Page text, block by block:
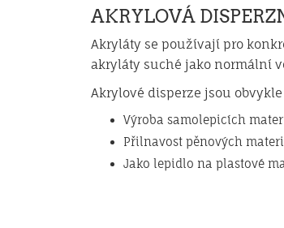
AKRYLOVÁ
Akryláty se používají pro
akryláty suché jako normální
Akrylové disperze jsou
Výroba samolepicích
Přilnavost pěnových
Jako lepidlo na plastové